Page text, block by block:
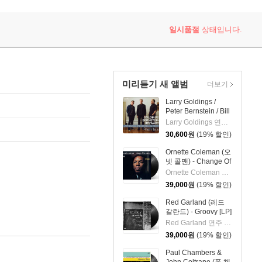
Havane)
일시품절 상태입니다.
미리듣기 새 앨범
Larry Goldings /
Peter Bernstein / Bill
Stewart (래리 골딩스
/ 피터 번스타인 / 빌
스튜어트) - Rhombus
Larry Goldings 연주 외 2명
30,600원 (19% 할인)
Ornette Coleman (오
넷 콜맨) - Change Of
The Century [LP] Ornette Coleman 연주
39,000원 (19% 할인)
Red Garland (레드
갈란드) - Groovy [LP]
Red Garland 연주 외 2명
39,000원 (19% 할인)
Paul Chambers &
더보기